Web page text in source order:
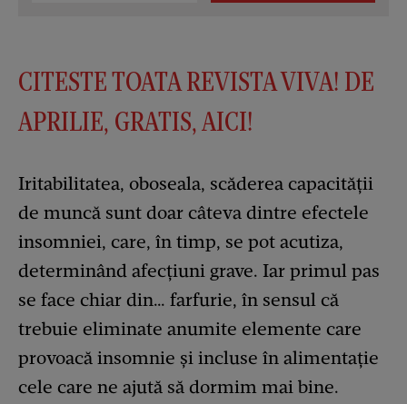
CITESTE TOATA REVISTA VIVA! DE
APRILIE, GRATIS, AICI!
Iritabilitatea, oboseala, scăderea capacităţii
de muncă sunt doar câteva dintre efectele
insomniei, care, în timp, se pot acutiza,
determinând afecţiuni grave. Iar primul pas
se face chiar din… farfurie, în sensul că
trebuie eliminate anumite elemente care
provoacă insomnie şi incluse în alimentaţie
cele care ne ajută să dormim mai bine.